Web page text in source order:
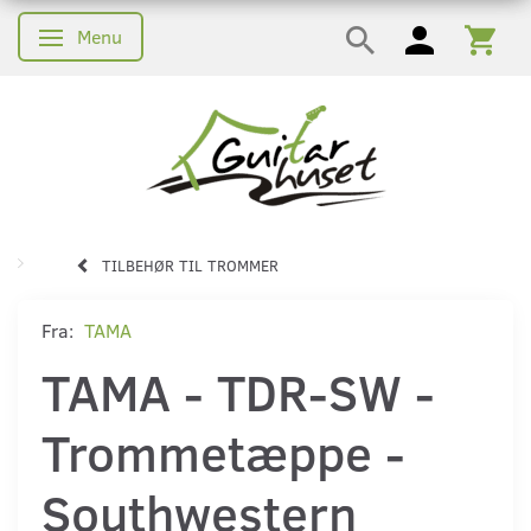
Skifte navigation
Menu
TILBEHØR TIL TROMMER
Fra: TAMA
TAMA - TDR-SW -
Trommetæppe -
Southwestern